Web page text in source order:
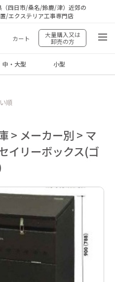
四日市/桑名/鈴鹿/津）近郊の
/エクステリア工事専門店
カート
大量購入又は
卸売の方
中・大型 小型
置>
順
> メーカー別 > マ
イリーボックス(ゴ